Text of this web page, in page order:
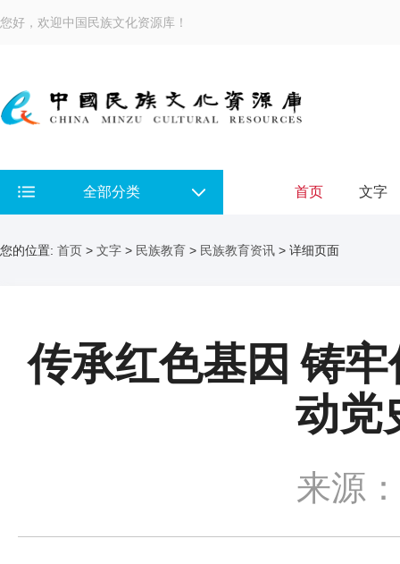
您好，欢迎中国民族文化资源库！
全部分类 首页 文字
您的位置: 首页 > 文字 > 民族教育 > 民族教育资讯 > 详细页面
传承红色基因 铸
动党
来源